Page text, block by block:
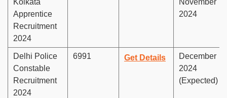
Kolkata
Apprentice
Recruitment
2024
November
2024
Delhi Police
Constable
Recruitment
2024
6991 Get Details
December
2024
(Expected)